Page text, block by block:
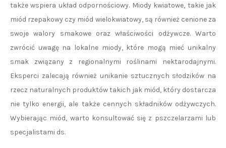
także wspiera układ odpornościowy. Miody kwiatowe, takie jak
miód rzepakowy czy miód wielokwiatowy, są również cenione za
swoje walory smakowe oraz właściwości odżywcze. Warto
zwrócić uwagę na lokalne miody, które mogą mieć unikalny
smak związany z regionalnymi roślinami nektarodajnymi.
Eksperci zalecają również unikanie sztucznych słodzików na
rzecz naturalnych produktów takich jak miód, który dostarcza
nie tylko energii, ale także cennych składników odżywczych.
Wybierając miód, warto konsultować się z pszczelarzami lub
specjalistami ds.